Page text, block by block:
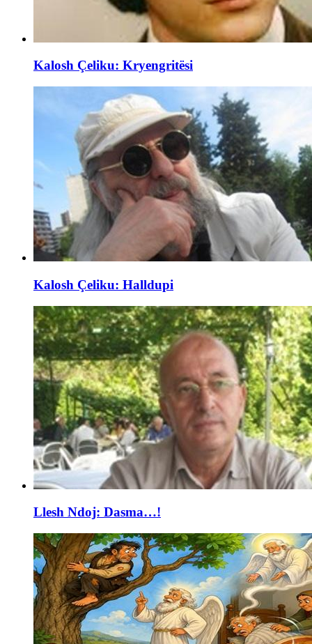
Kalosh Çeliku: Kryengritësi
Kalosh Çeliku: Halldupi
Llesh Ndoj: Dasma…!